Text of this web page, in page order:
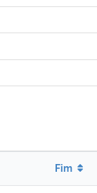
Fim